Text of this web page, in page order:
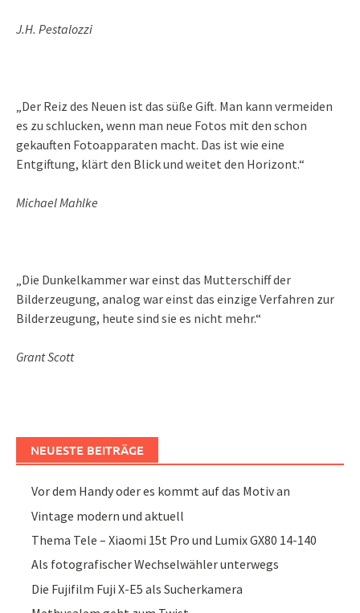
J.H. Pestalozzi
„Der Reiz des Neuen ist das süße Gift. Man kann vermeiden
es zu schlucken, wenn man neue Fotos mit den schon
gekauften Fotoapparaten macht. Das ist wie eine
Entgiftung, klärt den Blick und weitet den Horizont.“
Michael Mahlke
„Die Dunkelkammer war einst das Mutterschiff der
Bilderzeugung, analog war einst das einzige Verfahren zur
Bilderzeugung, heute sind sie es nicht mehr.“
Grant Scott
NEUESTE BEITRÄGE
Vor dem Handy oder es kommt auf das Motiv an
Vintage modern und aktuell
Thema Tele – Xiaomi 15t Pro und Lumix GX80 14-140
Als fotografischer Wechselwähler unterwegs
Die Fujifilm Fuji X-E5 als Sucherkamera